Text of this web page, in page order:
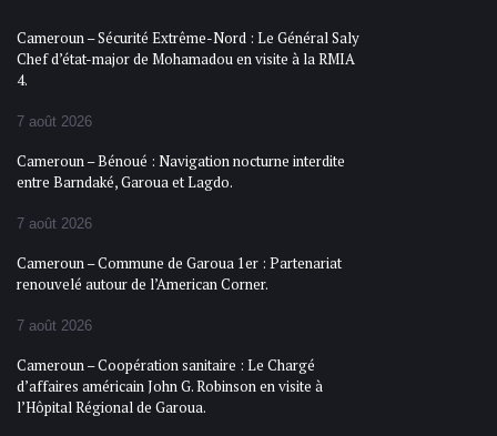
Cameroun – Sécurité Extrême-Nord : Le Général Saly
Chef d’état-major de Mohamadou en visite à la RMIA
4.
7 août 2026
Cameroun – Bénoué : Navigation nocturne interdite
entre Barndaké, Garoua et Lagdo.
7 août 2026
Cameroun – Commune de Garoua 1er : Partenariat
renouvelé autour de l’American Corner.
7 août 2026
Cameroun – Coopération sanitaire : Le Chargé
d’affaires américain John G. Robinson en visite à
l’Hôpital Régional de Garoua.